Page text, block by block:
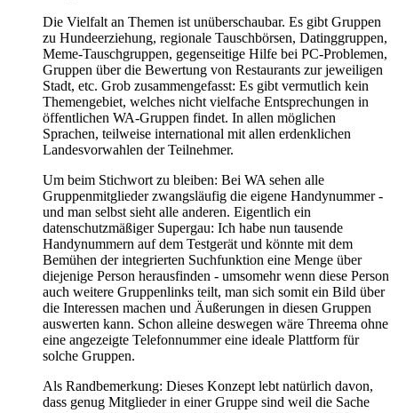
Die Vielfalt an Themen ist unüberschaubar. Es gibt Gruppen
zu Hundeerziehung, regionale Tauschbörsen, Datinggruppen,
Meme-Tauschgruppen, gegenseitige Hilfe bei PC-Problemen,
Gruppen über die Bewertung von Restaurants zur jeweiligen
Stadt, etc. Grob zusammengefasst: Es gibt vermutlich kein
Themengebiet, welches nicht vielfache Entsprechungen in
öffentlichen WA-Gruppen findet. In allen möglichen
Sprachen, teilweise international mit allen erdenklichen
Landesvorwahlen der Teilnehmer.
Um beim Stichwort zu bleiben: Bei WA sehen alle
Gruppenmitglieder zwangsläufig die eigene Handynummer -
und man selbst sieht alle anderen. Eigentlich ein
datenschutzmäßiger Supergau: Ich habe nun tausende
Handynummern auf dem Testgerät und könnte mit dem
Bemühen der integrierten Suchfunktion eine Menge über
diejenige Person herausfinden - umsomehr wenn diese Person
auch weitere Gruppenlinks teilt, man sich somit ein Bild über
die Interessen machen und Äußerungen in diesen Gruppen
auswerten kann. Schon alleine deswegen wäre Threema ohne
eine angezeigte Telefonnummer eine ideale Plattform für
solche Gruppen.
Als Randbemerkung: Dieses Konzept lebt natürlich davon,
dass genug Mitglieder in einer Gruppe sind weil die Sache